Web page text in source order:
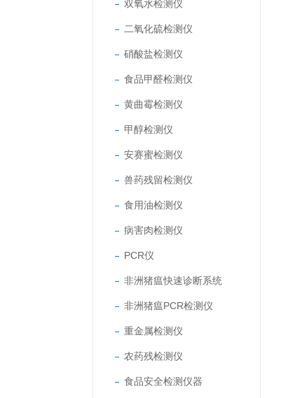
双氧水检测仪
二氧化硫检测仪
硝酸盐检测仪
食品甲醛检测仪
黄曲霉检测仪
甲醇检测仪
安赛蜜检测仪
兽药残留检测仪
食用油检测仪
病害肉检测仪
PCR仪
非洲猪瘟快速诊断系统
非洲猪瘟PCR检测仪
重金属检测仪
农药残检测仪
食品安全检测仪器